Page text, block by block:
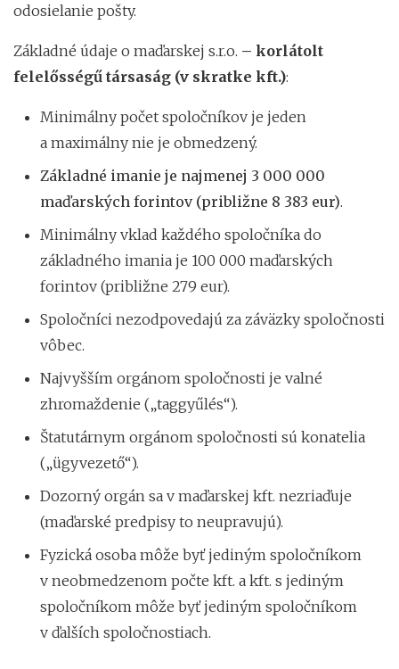
odosielanie pošty.
Základné údaje o maďarskej s.r.o. – korlátolt
felelősségű társaság (v skratke kft.):
Minimálny počet spoločníkov je jeden
a maximálny nie je obmedzený.
Základné imanie je najmenej 3 000 000
maďarských forintov (približne 8 383 eur).
Minimálny vklad každého spoločníka do
základného imania je 100 000 maďarských
forintov (približne 279 eur).
Spoločníci nezodpovedajú za záväzky spoločnosti
vôbec.
Najvyšším orgánom spoločnosti je valné
zhromaždenie („taggyűlés“).
Štatutárnym orgánom spoločnosti sú konatelia
(„ügyvezető“).
Dozorný orgán sa v maďarskej kft. nezriaďuje
(maďarské predpisy to neupravujú).
Fyzická osoba môže byť jediným spoločníkom
v neobmedzenom počte kft. a kft. s jediným
spoločníkom môže byť jediným spoločníkom
v ďalších spoločnostiach.